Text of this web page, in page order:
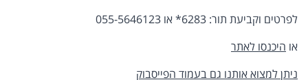
לפרטים וקביעת תור: 6283* או 055-5646123
או היכנסו לאתר
ניתן למצוא אותנו גם בעמוד הפייסבוק